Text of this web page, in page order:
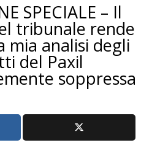
SPECIALE – Il
tribunale rende
mia analisi degli
del Paxil
soppressa